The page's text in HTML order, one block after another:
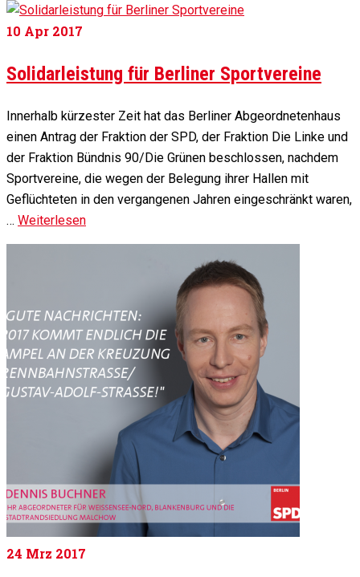
10 Apr 2017
Solidarleistung für Berliner Sportvereine
Innerhalb kürzester Zeit hat das Berliner Abgeordnetenhaus
einen Antrag der Fraktion der SPD, der Fraktion Die Linke und
der Fraktion Bündnis 90/Die Grünen beschlossen, nachdem
Sportvereine, die wegen der Belegung ihrer Hallen mit
Geflüchteten in den vergangenen Jahren eingeschränkt waren,
… Weiterlesen
24 Mrz 2017